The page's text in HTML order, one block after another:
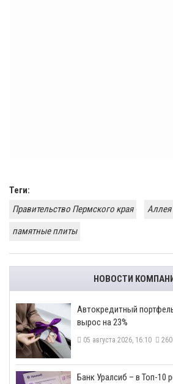
Теги:
Правительство Пермского края
памятные плиты
НОВОСТИ
​Автокредитный
вырос на 23%
05 августа 2026, 16:10 260
​Банк Уралсиб – в Топ-10